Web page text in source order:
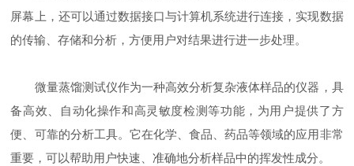
屏幕上，还可以通过数据接口与计算机系统进行连接，实现数据
的传输、存储和分析，方便用户对结果进行进一步处理。
微量蒸馏测试仪作为一种高效分析复杂液体样品的仪器，具
备高效、自动化操作和高灵敏度检测等功能，为用户提供了方
便、可靠的分析工具。它在化学、食品、药品等领域的应用非常
重要，可以帮助用户快速、准确地分析样品中的挥发性成分。